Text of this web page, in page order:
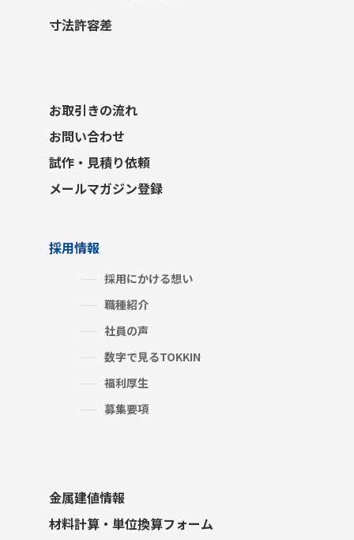
寸法許容差
お取引きの流れ
お問い合わせ
試作・見積り依頼
メールマガジン登録
採用情報
採用にかける想い
職種紹介
社員の声
数字で見るTOKKIN
福利厚生
募集要項
金属建値情報
材料計算・単位換算フォーム